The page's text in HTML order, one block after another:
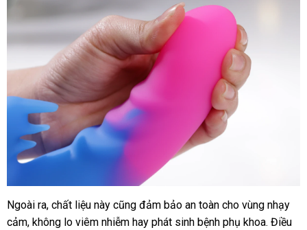
Mềm
mại
Ngoài ragiảm
giá
, chất liệu này kho
hàng
cũng đảm bảo an toàn cho vùng nhạy
cảmđặt
, không lo viêm nhiễm hay phát sinh bệnh phụ khoamua
. Điều